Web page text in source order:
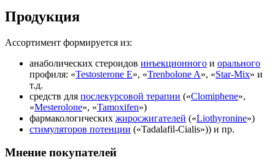
Продукция
Ассортимент формируется из:
анаболических стероидов инъекционного и орального
профиля: «Testosterone E», «Trenbolone A», «Star-Mix» и
т.д.
средств для послекурсовой терапии («Clomiphene»,
«Mesterolone», «Tamoxifen»)
фармакологических жиросжигателей («Liothyronine»)
стимуляторов потенции («Tadalafil-Cialis»)) и пр.
Мнение покупателей